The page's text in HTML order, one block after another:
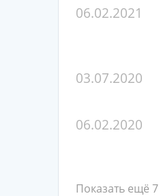
06.02.2021
03.07.2020
06.02.2020
Показать ещё 7